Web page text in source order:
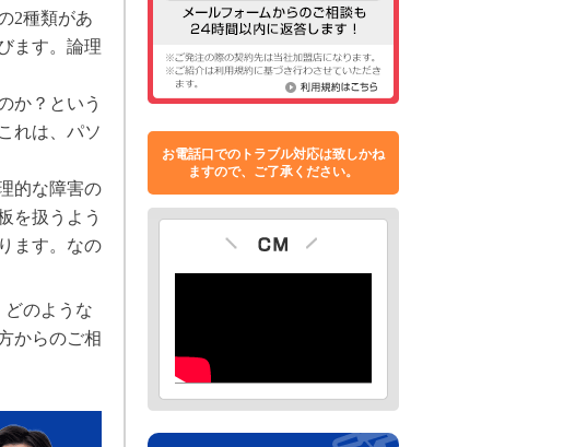
2種類があ
ます。論理
か？という
れは、パソ
的な障害の
を扱うよう
ます。なの
どのような
からのご相
お電話口でのトラブル対応は致しかね
ますので、ご了承ください。